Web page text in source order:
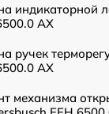
индикаторной
AX
ручек
AX
механизма